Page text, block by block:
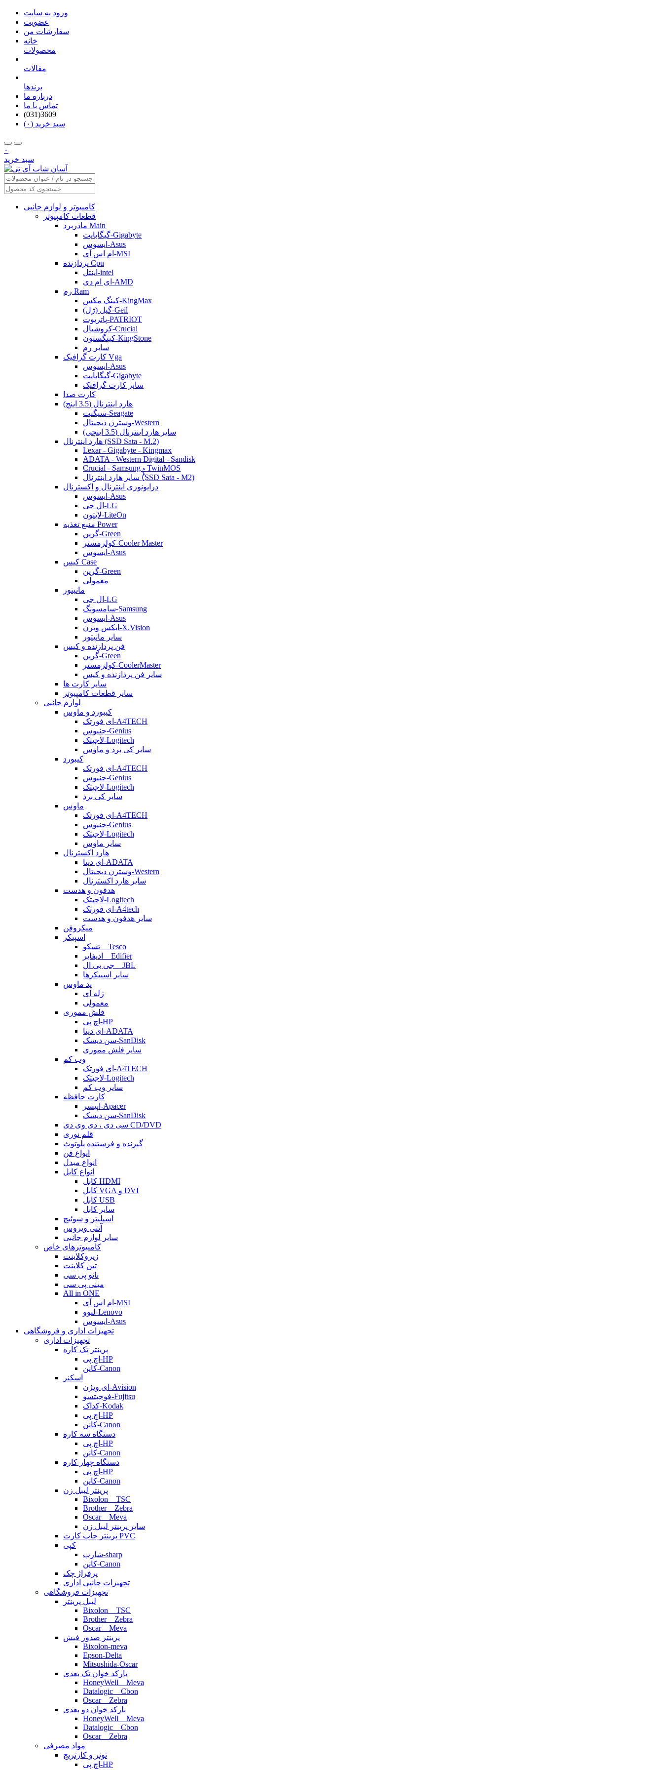
ورود به سایت
عضویت
سفارشات من
خانه
محصولات
مقالات
برندها
درباره ما
تماس با ما
(031)3609
سبد خرید (۰)
۰
سبد خرید
کامپیوتر و لوازم جانبی
قطعات کامپیوتر
مادربرد Main
گیگابایت-Gigabyte
ایسوس-Asus
ام اس آی-MSI
پردازنده Cpu
اینتل-intel
ای ام دی-AMD
رم Ram
کینگ مکس-KingMax
گیل (ژل)-Geil
پاتریوت-PATRIOT
کروشیال-Crucial
کینگستون-KingStone
سایر رم
کارت گرافیک Vga
ایسوس-Asus
گیگابایت-Gigabyte
سایر کارت گرافیک
کارت صدا
هارد اینترنال (3.5 اینچ)
سیگیت-Seagate
وسترن دیجیتال-Western
سایر هارد اینترنال (3.5 اینچی)
هارد اینترنال (SSD Sata - M.2)
Lexar - Gigabyte - Kingmax
ADATA - Western Digital - Sandisk
Crucial - Samsung - TwinMOS
سایر هارد اینترنال (ُُُِSSD Sata - M2)
درایونوری اینترنال و اکسترنال
ایسوس-Asus
ال جی-LG
لایتون-LiteOn
منبع تغذیه Power
گرین-Green
کولرمستر-Cooler Master
ایسوس-Asus
کیس Case
گرین-Green
معمولی
مانیتور
ال جی-LG
سامسونگ-Samsung
ایسوس-Asus
ایکس ویژن-X.Vision
سایر مانیتور
فن پردازنده و کیس
گرین-Green
کولرمستر-CoolerMaster
سایر فن پردازنده و کیس
سایر کارت ها
سایر قطعات کامپیوتر
لوازم جانبی
کیبورد و ماوس
ای فورتک-A4TECH
جنیوس-Genius
لاجیتک-Logitech
سایر کی برد و ماوس
کیبورد
ای فورتک-A4TECH
جنیوس-Genius
لاجیتک-Logitech
سایر کی برد
ماوس
ای فورتک-A4TECH
جنیوس-Genius
لاجیتک-Logitech
سایر ماوس
هارد اکسترنال
ای دیتا-ADATA
وسترن دیجیتال-Western
سایر هارد اکسترنال
هدفون و هدست
لاجیتک-Logitech
ای فورتک-A4tech
سایر هدفون و هدست
میکروفن
اسپیکر
تسکو _ Tesco
ادیفایر _ Edifier
جی بی ال _ JBL
سایر اسپیکرها
پد ماوس
ژله ای
معمولی
فلش مموری
اچ پی-HP
ای دیتا-ADATA
سن دیسک-SanDisk
سایر فلش مموری
وب کم
ای فورتک-A4TECH
لاجیتک-Logitech
سایر وب کم
کارت حافظه
اپیسر-Apacer
سن دیسک-SanDisk
سی دی ، دی وی دی CD/DVD
قلم نوری
گیرنده و فرستنده بلوتوث
انواع فن
انواع مبدل
انواع کابل
کابل HDMI
کابل VGA و DVI
کابل USB
سایر کابل
اسپلیتر و سوئیچ
آنتی ویروس
سایر لوازم جانبی
کامپیوترهای خاص
زیروکلاینت
تین کلاینت
نانو پی سی
مینی پی سی
All in ONE
ام اس آی-MSI
لنوو-Lenovo
ایسوس-Asus
تجهیزات اداری و فروشگاهی
تجهیزات اداری
پرینتر تک کاره
اچ پی-HP
کانن-Canon
اسکنر
ای ویژن-Avision
فوجیتسو-Fujitsu
کداک-Kodak
اچ پی-HP
کانن-Canon
دستگاه سه کاره
اچ پی-HP
کانن-Canon
دستگاه چهار کاره
اچ پی-HP
کانن-Canon
پرینتر لیبل زن
Bixolon _ TSC
Brother _ Zebra
Oscar _ Meva
سایر پرینتر لیبل زن
پرینتر چاپ کارت PVC
کپی
شارپ-sharp
کانن-Canon
پرفراژ چک
تجهیزات جانبی اداری
تجهیزات فروشگاهی
لیبل پرینتر
Bixolon _ TSC
Brother _ Zebra
Oscar _ Meva
پرینتر صدور فیش
Bixolon-meva
Epson-Delta
Mitsushida-Oscar
بارکد خوان تک بعدی
HoneyWell _ Meva
Datalogic _ Cbon
Oscar _ Zebra
بارکد خوان دو بعدی
HoneyWell _ Meva
Datalogic _ Cbon
Oscar _ Zebra
مواد مصرفی
تونر و کارتریج
اچ پی-HP